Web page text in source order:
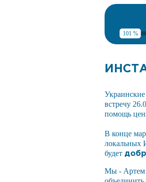
101 %
встречу
помощь
В конце
локальных
будет
Мы - Артем